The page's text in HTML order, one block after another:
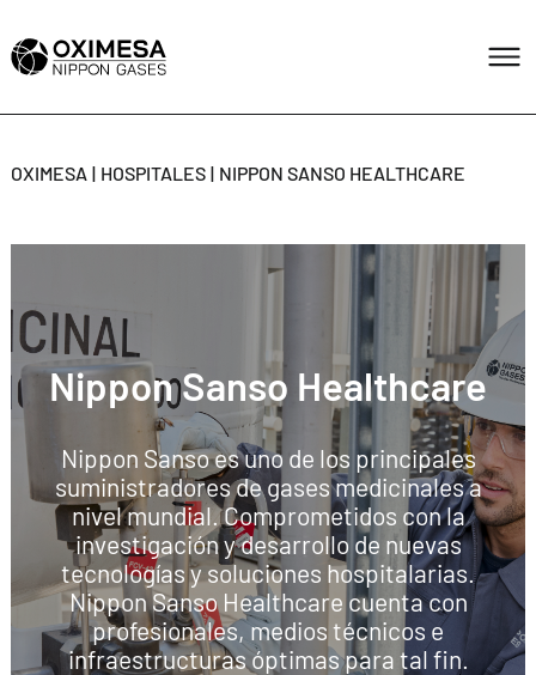
OXIMESA HOSPITALES NIPPON SANSO HEALTHCARE
Nippon Sanso Healthcare
Nippon Sanso es uno de los principales
suministradores de gases medicinales a
nivel mundial. Comprometidos con la
investigación y desarrollo de nuevas
tecnologías y soluciones hospitalarias.
Nippon Sanso Healthcare cuenta con
profesionales, medios técnicos e
infraestructuras óptimas para tal fin.